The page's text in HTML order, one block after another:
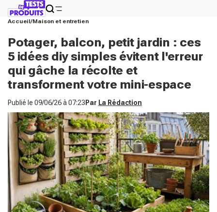
Accueil Maison et entretien
Potager, balcon, petit jardin : ces
5 idées diy simples évitent l'erreur
qui gâche la récolte et
transforment votre mini-espace
Publié le 09/06/26 à 07:23 Par La Rédaction